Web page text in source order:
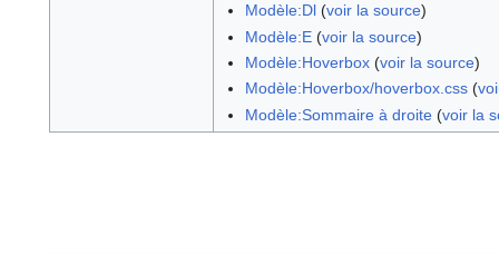
Modèle:Dl(voir la source)
Modèle:E(voir la source)
Modèle:Hoverbox(voir la source)
Modèle:Hoverbox/hoverbox.css(
Modèle:Sommaire à droite(voir la